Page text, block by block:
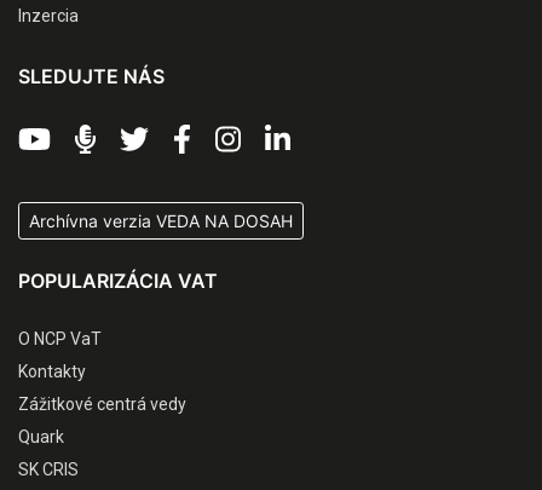
Inzercia
SLEDUJTE NÁS
Archívna verzia VEDA NA DOSAH
POPULARIZÁCIA VAT
O NCP VaT
Kontakty
Zážitkové centrá vedy
Quark
SK CRIS